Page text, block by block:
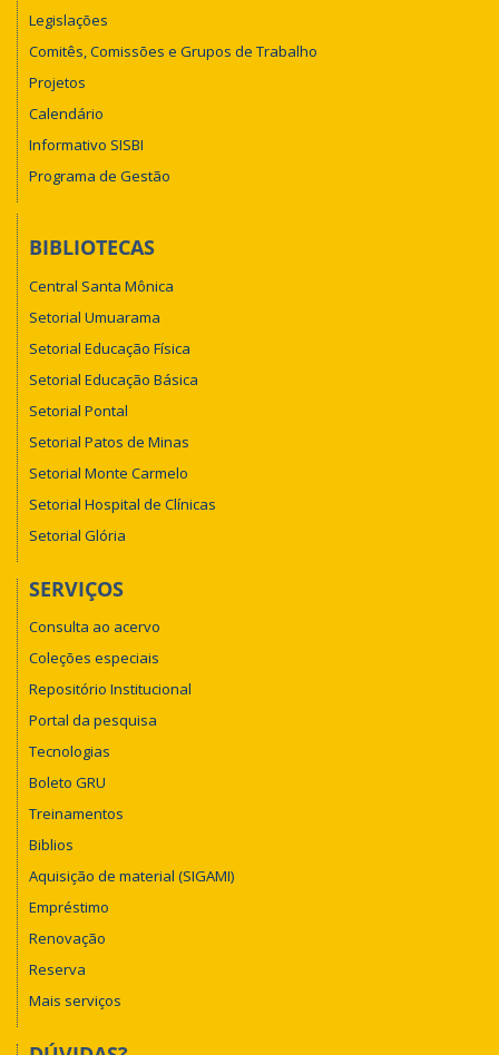
Legislações
Comitês, Comissões e Grupos de Trabalho
Projetos
Calendário
Informativo SISBI
Programa de Gestão
BIBLIOTECAS
Central Santa Mônica
Setorial Umuarama
Setorial Educação Física
Setorial Educação Básica
Setorial Pontal
Setorial Patos de Minas
Setorial Monte Carmelo
Setorial Hospital de Clínicas
Setorial Glória
SERVIÇOS
Consulta ao acervo
Coleções especiais
Repositório Institucional
Portal da pesquisa
Tecnologias
Boleto GRU
Treinamentos
Biblios
Aquisição de material (SIGAMI)
Empréstimo
Renovação
Reserva
Mais serviços